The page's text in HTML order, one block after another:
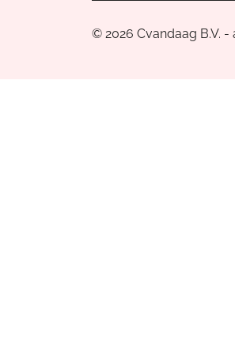
© 2026 Cvandaag B.V.